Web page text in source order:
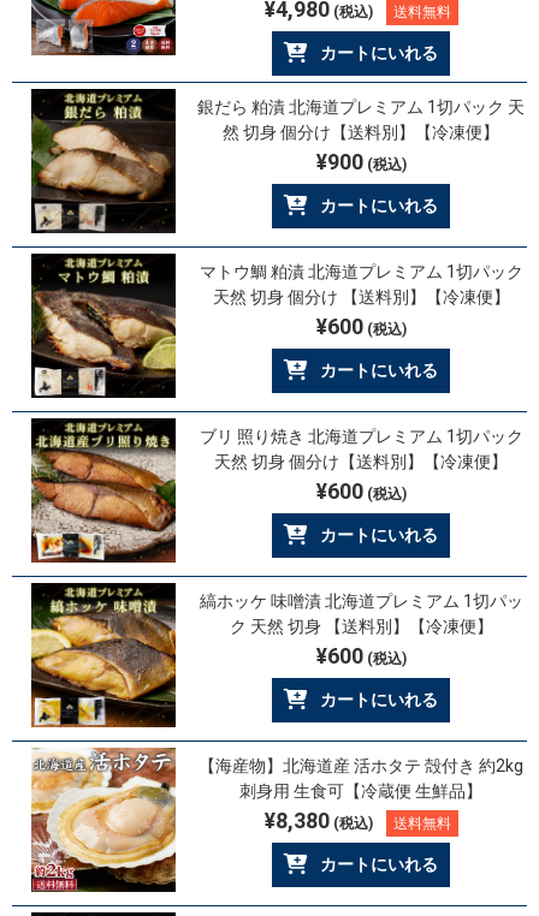
¥4,980(税込) 送料無料
カートにいれる
銀だら 粕漬 北海道プレミアム 1切パック 天
然 切身 個分け【送料別】【冷凍便】
¥900(税込)
カートにいれる
マトウ鯛 粕漬 北海道プレミアム 1切パック
天然 切身 個分け 【送料別】【冷凍便】
¥600(税込)
カートにいれる
ブリ 照り焼き 北海道プレミアム 1切パック
天然 切身 個分け【送料別】【冷凍便】
¥600(税込)
カートにいれる
縞ホッケ 味噌漬 北海道プレミアム 1切パッ
ク 天然 切身 【送料別】【冷凍便】
¥600(税込)
カートにいれる
【海産物】北海道産 活ホタテ 殻付き 約2kg
刺身用 生食可【冷蔵便 生鮮品】
¥8,380(税込) 送料無料
カートにいれる